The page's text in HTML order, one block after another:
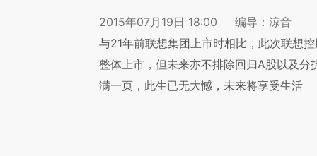
2015年07月19日 18:00
编导：涼音
与21年前联想集团上市时相比，此次联想
整体上市，但未来亦不排除回归A股以及
满一页，此生已无大憾，未来将享受生活